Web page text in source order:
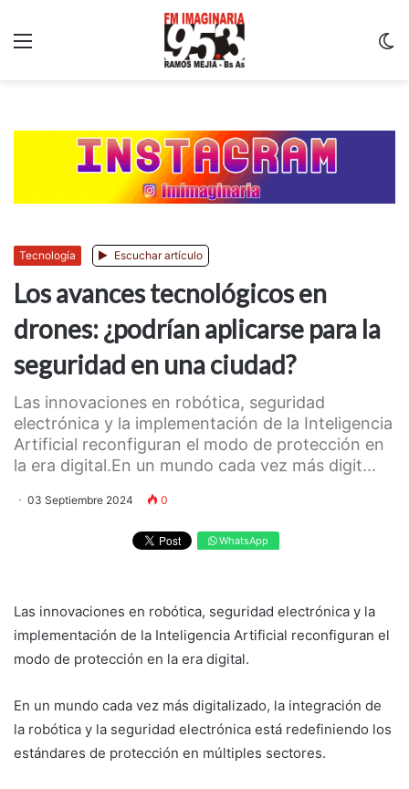
Tecnología Escuchar artículo
Los avances tecnológicos en
drones: ¿podrían aplicarse para la
seguridad en una ciudad?
Las innovaciones en robótica, seguridad
electrónica y la implementación de la Inteligencia
Artificial reconfiguran el modo de protección en
la era digital.En un mundo cada vez más digit...
03 Septiembre 2024 0
WhatsApp
Las innovaciones en robótica, seguridad electrónica y la
implementación de la Inteligencia Artificial reconfiguran el
modo de protección en la era digital.
En un mundo cada vez más digitalizado, la integración de
la robótica y la seguridad electrónica está redefiniendo los
estándares de protección en múltiples sectores.